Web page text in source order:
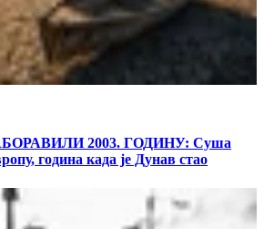
2003. ГОДИНУ: Суша
година када је Дунав стао